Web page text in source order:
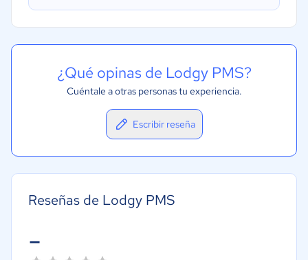
Gestión del mantenimiento
Integración de GDS y OTA
¿Qué opinas de Lodgy PMS?
Cuéntale a otras personas tu experiencia.
Escribir reseña
Reseñas de Lodgy PMS
-